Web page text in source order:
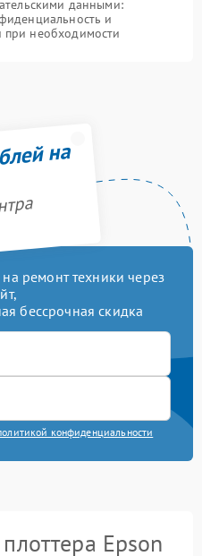
данными:
и
необходимости
на
ремонт техники через
бессрочная скидка
конфиденциальности
Epson